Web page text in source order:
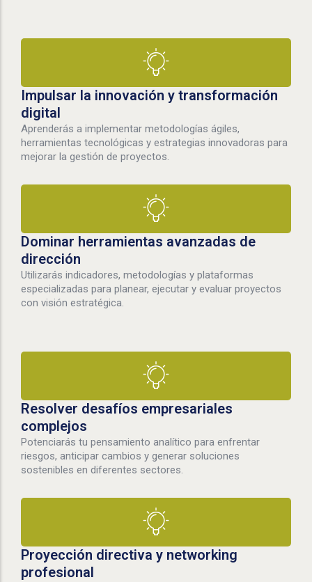
Impulsar la innovación y transformación
digital
Aprenderás a implementar metodologías ágiles,
herramientas tecnológicas y estrategias innovadoras para
mejorar la gestión de proyectos.
Dominar herramientas avanzadas de
dirección
Utilizarás indicadores, metodologías y plataformas
especializadas para planear, ejecutar y evaluar proyectos
con visión estratégica.
Resolver desafíos empresariales
complejos
Potenciarás tu pensamiento analítico para enfrentar
riesgos, anticipar cambios y generar soluciones
sostenibles en diferentes sectores.
Proyección directiva y networking
profesional